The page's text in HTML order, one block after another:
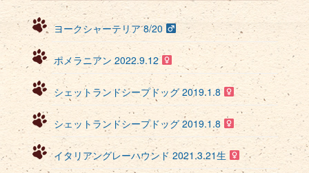
ヨークシャーテリア 8/20
ポメラニアン 2022.9.12
シェットランドシープドッグ 2019.1.8
シェットランドシープドッグ 2019.1.8
イタリアングレーハウンド 2021.3.21生